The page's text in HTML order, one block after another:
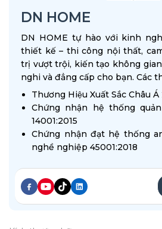
DN HOME
DN HOME tự hào với kinh
thiết kế – thi công nội thất,
trị vượt trội, kiến tạo không
nghi và đẳng cấp cho bạn. Các
Thương Hiệu Xuất Sắc Châu Á
Chứng nhận hệ thống
14001:2015
Chứng nhận đạt hệ thống
nghề nghiệp 45001:2018